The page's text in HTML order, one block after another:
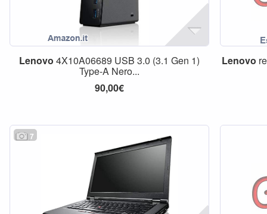
Lenovo 4X10A06689 USB 3.0 (3.1 Gen 1)
Type-A Nero...
90,00€
Lenovo
7